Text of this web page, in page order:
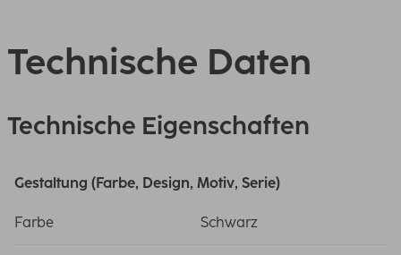
Technische Daten
Technische Eigenschaften
Gestaltung (Farbe, Design, Motiv, Serie)
Farbe Schwarz